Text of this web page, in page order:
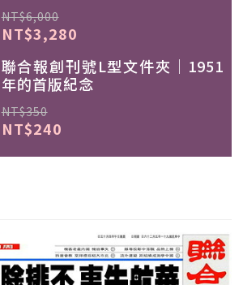
NT$6,000
NT$3,280
聯合報創刊號L型文件夾｜1951
年的首版紀念
NT$350
NT$240